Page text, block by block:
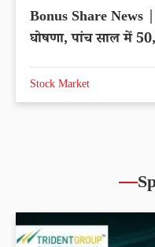
Bonus Share News
घोषणा, पांच साल में
Stock Market